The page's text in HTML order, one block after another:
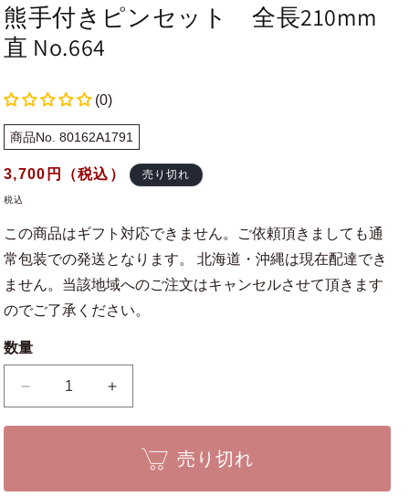
熊手付きピンセット 全長210mm
直 No.664
(0)
商品No. 80162A1791
通
常
格
3,700 円（税込） 売り切れ
税込
この商品はギフト対応できません。ご依頼頂きましても通
常包装での発送となります。 北海道・沖縄は現在配達でき
ません。当該地域へのご注文はキャンセルさせて頂きます
のでご了承ください。
数量
熊
売り切れ